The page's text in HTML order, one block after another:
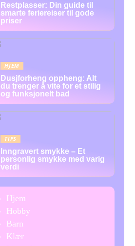
Restplasser: Din guide til
smarte feriereiser til gode
priser
HJEM
Dusjforheng oppheng: Alt
du trenger å vite for et stilig
og funksjonelt bad
TIPS
Inngravert smykke – Et
personlig smykke med varig
verdi
Hjem
Hobby
Barn
Klær